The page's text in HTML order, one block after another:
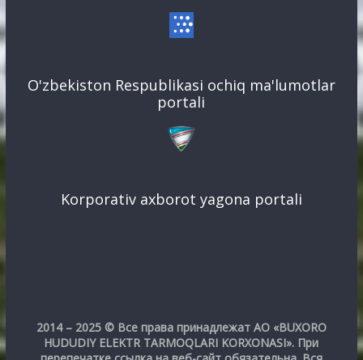
O'zbekiston Respublikasi ochiq ma'lumotlar
portali
Korporativ axborot yagona portali
2014 – 2025 © Все права принадлежат АО «BUXORO
HUDUDIY ELEKTR TARMOQLARI KORXONASI». При